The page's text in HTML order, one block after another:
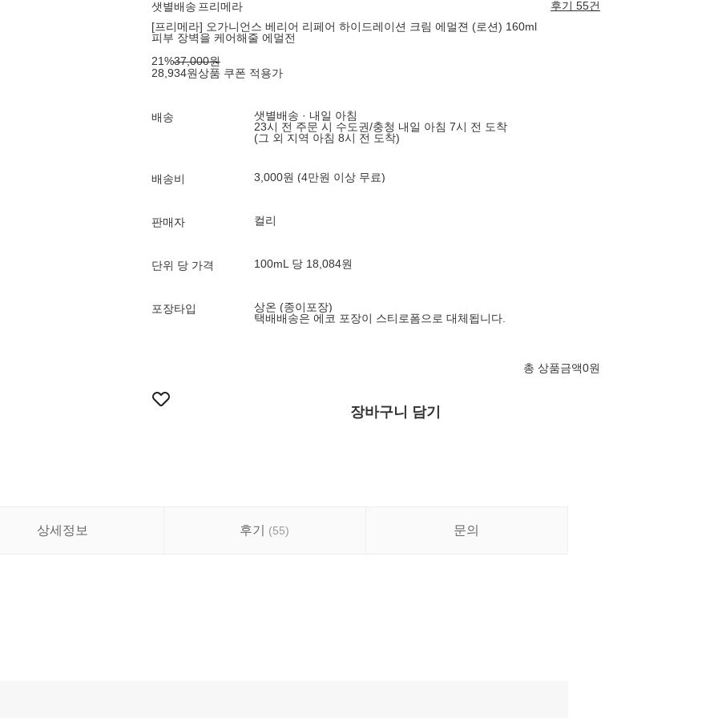
샛별배송 프리메라
후기 55건
[프리메라] 오가니언스 베리어 리페어 하이드레이션 크림 에멀젼 (로션) 160ml
피부 장벽을 케어해줄 에멀전
21%37,000원
28,934원상품 쿠폰 적용가
배송
샛별배송 · 내일 아침
23시 전 주문 시 수도권/충청 내일 아침 7시 전 도착
(그 외 지역 아침 8시 전 도착)
배송비 3,000원 (4만원 이상 무료)
판매자 컬리
단위 당 가격 100mL 당 18,084원
포장타입
상온 (종이포장)
택배배송은 에코 포장이 스티로폼으로 대체됩니다.
총 상품금액0원
장바구니 담기
상세정보 후기 (55) 문의